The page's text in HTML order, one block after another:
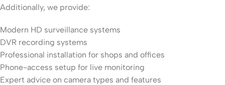
Additionally, we provide:
Modern HD surveillance systems
DVR recording systems
Professional installation for shops and offices
Phone-access setup for live monitoring
Expert advice on camera types and features